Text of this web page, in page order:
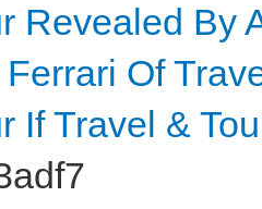
Revealed By
Of
If Travel &